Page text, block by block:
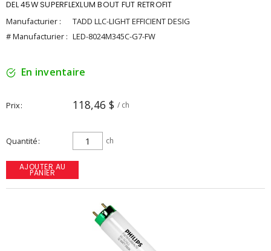
DEL 45W SUPERFLEXLUM BOUT FUT RETROFIT
Manufacturier :
TADD LLC-LIGHT EFFICIENT DESIG
# Manufacturier : LED-8024M345C-G7-FW
En inventaire
Prix 118,46 $ / ch
Quantité ch
AJOUTER AU
PANIER